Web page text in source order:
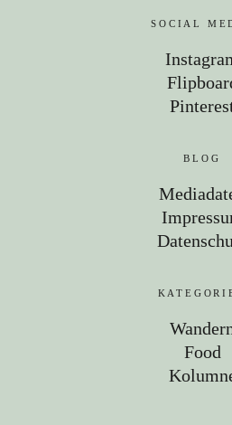
SOCIAL
BLOG
Food